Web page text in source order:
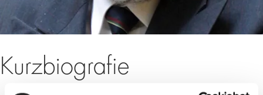
Kurzbiografie